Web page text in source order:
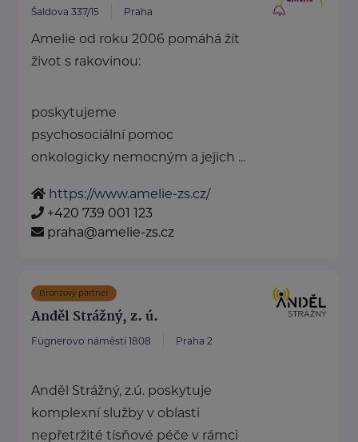
Šaldova 337/15 Praha
Amelie od roku 2006 pomáhá žít
život s rakovinou:
poskytujeme
psychosociální pomoc
onkologicky nemocným a jejich ...
https://www.amelie-zs.cz/
+420 739 001 123
praha@amelie-zs.cz
Bronzový partner
Anděl Strážný, z. ú.
Fügnerovo náměstí 1808 Praha 2
Anděl Strážný, z.ú. poskytuje
komplexní služby v oblasti
nepřetržité tísňové péče v rámci